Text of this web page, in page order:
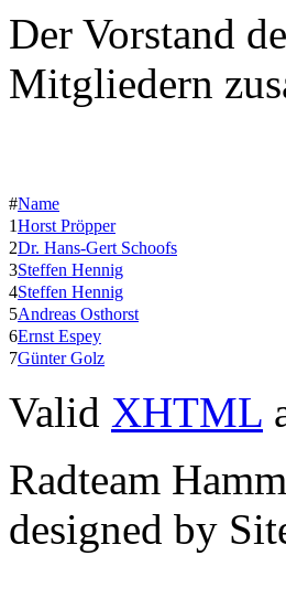
Der Vorstand
Mitgliedern
#Name
1Horst Pröpper
2Dr. Hans-Gert Schoofs
3Steffen Hennig
4Steffen Hennig
5Andreas Osthorst
6Ernst Espey
7Günter Golz
Valid XHTML
Radteam
designed by